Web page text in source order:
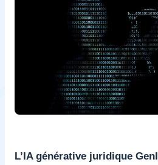
L’IA générative juridique